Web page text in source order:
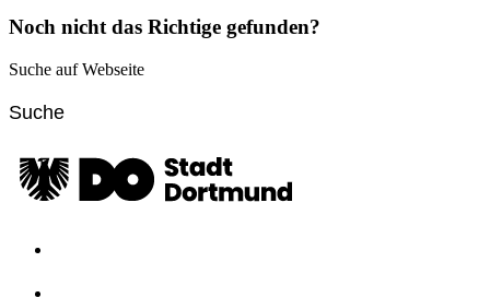
Noch nicht das Richtige gefunden?
Suche auf Webseite